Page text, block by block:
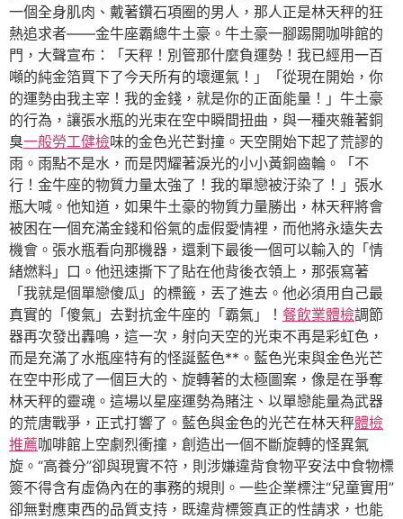
一個全身肌肉、戴著鑽石項圈的男人，那人正是林天秤的狂
熱追求者——金牛座霸總牛土豪。牛土豪一腳踢開咖啡館的
門，大聲宣布：「天秤！別管那什麼負運勢！我已經用一百
噸的純金箔買下了今天所有的壞運氣！」「從現在開始，你
的運勢由我主宰！我的金錢，就是你的正面能量！」牛土豪
的行為，讓張水瓶的光束在空中瞬間扭曲，與一種夾雜著銅
臭一般勞工健檢味的金色光芒對撞。天空開始下起了荒謬的
雨。雨點不是水，而是閃耀著淚光的小小黃銅齒輪。「不
行！金牛座的物質力量太強了！我的單戀被汙染了！」張水
瓶大喊。他知道，如果牛土豪的物質力量勝出，林天秤將會
被困在一個充滿金錢和俗氣的虛假愛情裡，而他將永遠失去
機會。張水瓶看向那機器，還剩下最後一個可以輸入的「情
緒燃料」口。他迅速撕下了貼在他背後衣領上，那張寫著
「我就是個單戀傻瓜」的標籤，丟了進去。他必須用自己最
真實的「傻氣」去對抗金牛座的「霸氣」！ 餐飲業體檢調節
器再次發出轟鳴，這一次，射向天空的光束不再是彩虹色，
而是充滿了水瓶座特有的怪誕藍色**。藍色光束與金色光芒
在空中形成了一個巨大的、旋轉著的太極圖案，像是在爭奪
林天秤的靈魂。這場以星座運勢為賭注、以單戀能量為武器
的荒唐戰爭，正式打響了。藍色與金色的光芒在林天秤體檢
推薦咖啡館上空劇烈衝撞，創造出一個不斷旋轉的怪異氣
旋。“高養分”卻與現實不符，則涉嫌違背食物平安法中食物標
簽不得含有虛偽內在的事務的規則。一些企業標注“兒童實用”
卻無對應東西的品質支持，既違背標簽真正的性請求，也能